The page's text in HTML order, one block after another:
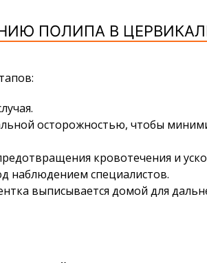
ПОЛИПА В
осторожностью, чтобы
кровотечения и
наблюдением специалистов.
выписывается домой для